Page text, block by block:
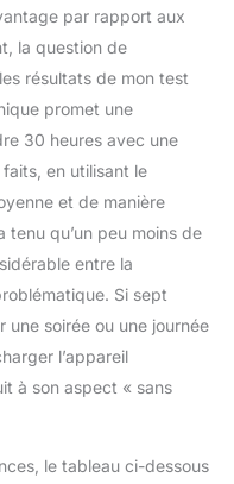
par rapport aux
la question de
résultats de mon test
promet une
30 heures avec une
en utilisant le
et de manière
tenu qu’un peu moins de
entre la
Si sept
une soirée ou une journée
l’appareil
à son aspect « sans
le tableau ci-dessous